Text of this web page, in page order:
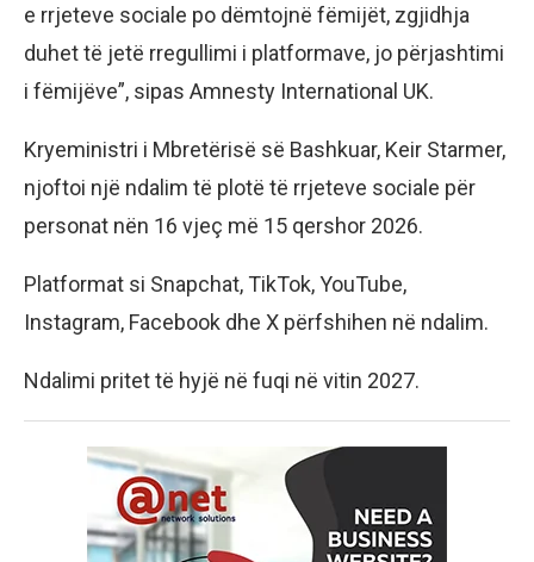
e rrjeteve sociale po dëmtojnë fëmijët, zgjidhja
duhet të jetë rregullimi i platformave, jo përjashtimi
i fëmijëve”, sipas Amnesty International UK.
Kryeministri i Mbretërisë së Bashkuar, Keir Starmer,
njoftoi një ndalim të plotë të rrjeteve sociale për
personat nën 16 vjeç më 15 qershor 2026.
Platformat si Snapchat, TikTok, YouTube,
Instagram, Facebook dhe X përfshihen në ndalim.
Ndalimi pritet të hyjë në fuqi në vitin 2027.